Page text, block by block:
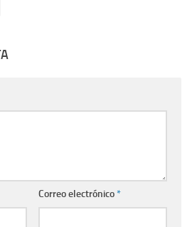
Correo electrónico*